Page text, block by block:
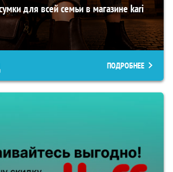
для всей семьи в магазине kari
ПОДРОБНЕЕ